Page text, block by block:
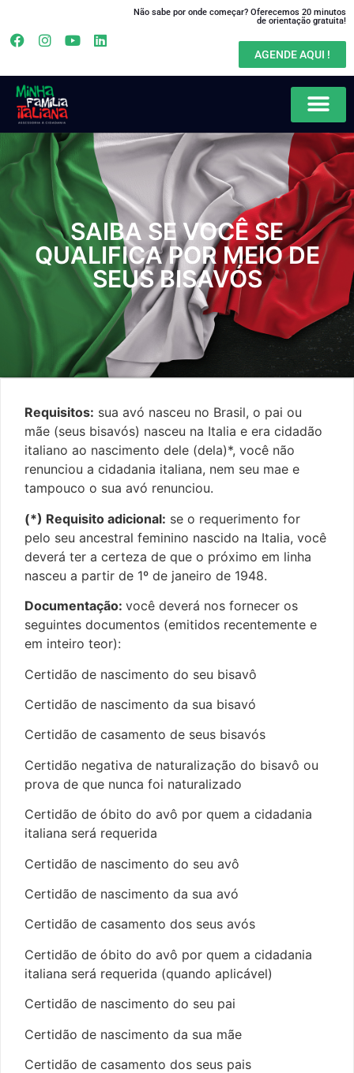
Não sabe por onde começar? Oferecemos 20 minutos
de orientação gratuita!
AGENDE AQUI !
SAIBA SE VOCÊ SE
QUALIFICA POR MEIO DE
SEUS BISAVÓS
Requisitos: sua avó nasceu no Brasil, o pai ou
mãe (seus bisavós) nasceu na Italia e era cidadão
italiano ao nascimento dele (dela)*, você não
renunciou a cidadania italiana, nem seu mae e
tampouco o sua avó renunciou.
(*) Requisito adicional: se o requerimento for
pelo seu ancestral feminino nascido na Italia, você
deverá ter a certeza de que o próximo em linha
nasceu a partir de 1º de janeiro de 1948.
Documentação: você deverá nos fornecer os
seguintes documentos (emitidos recentemente e
em inteiro teor):
Certidão de nascimento do seu bisavô
Certidão de nascimento da sua bisavó
Certidão de casamento de seus bisavós
Certidão negativa de naturalização do bisavô ou
prova de que nunca foi naturalizado
Certidão de óbito do avô por quem a cidadania
italiana será requerida
Certidão de nascimento do seu avô
Certidão de nascimento da sua avó
Certidão de casamento dos seus avós
Certidão de óbito do avô por quem a cidadania
italiana será requerida (quando aplicável)
Certidão de nascimento do seu pai
Certidão de nascimento da sua mãe
Certidão de casamento dos seus pais